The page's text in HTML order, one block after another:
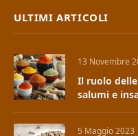
ULTIMI ARTICOLI
13 Novembre
Il ruolo
salumi e
5 Maggio 2023